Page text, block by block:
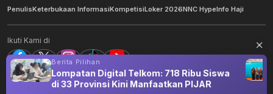
PenulisKeterbukaan InformasiKompetisiLoker 2026NNC HypeInfo Haji
Ikuti Kami di
2026NNC Netralnews. All Rights Reserved.
Berita Pilihan
Lompatan Digital Telkom: 718 Ribu Siswa
di 33 Provinsi Kini Manfaatkan PIJAR